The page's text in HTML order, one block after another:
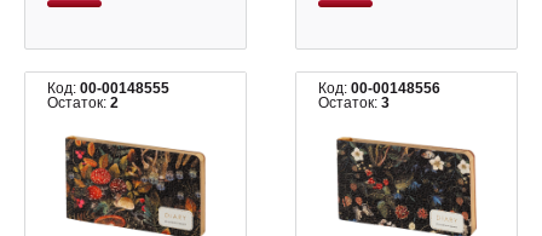
Код: 00-00148555
Остаток: 2
Код:00-00148556
Остаток:3